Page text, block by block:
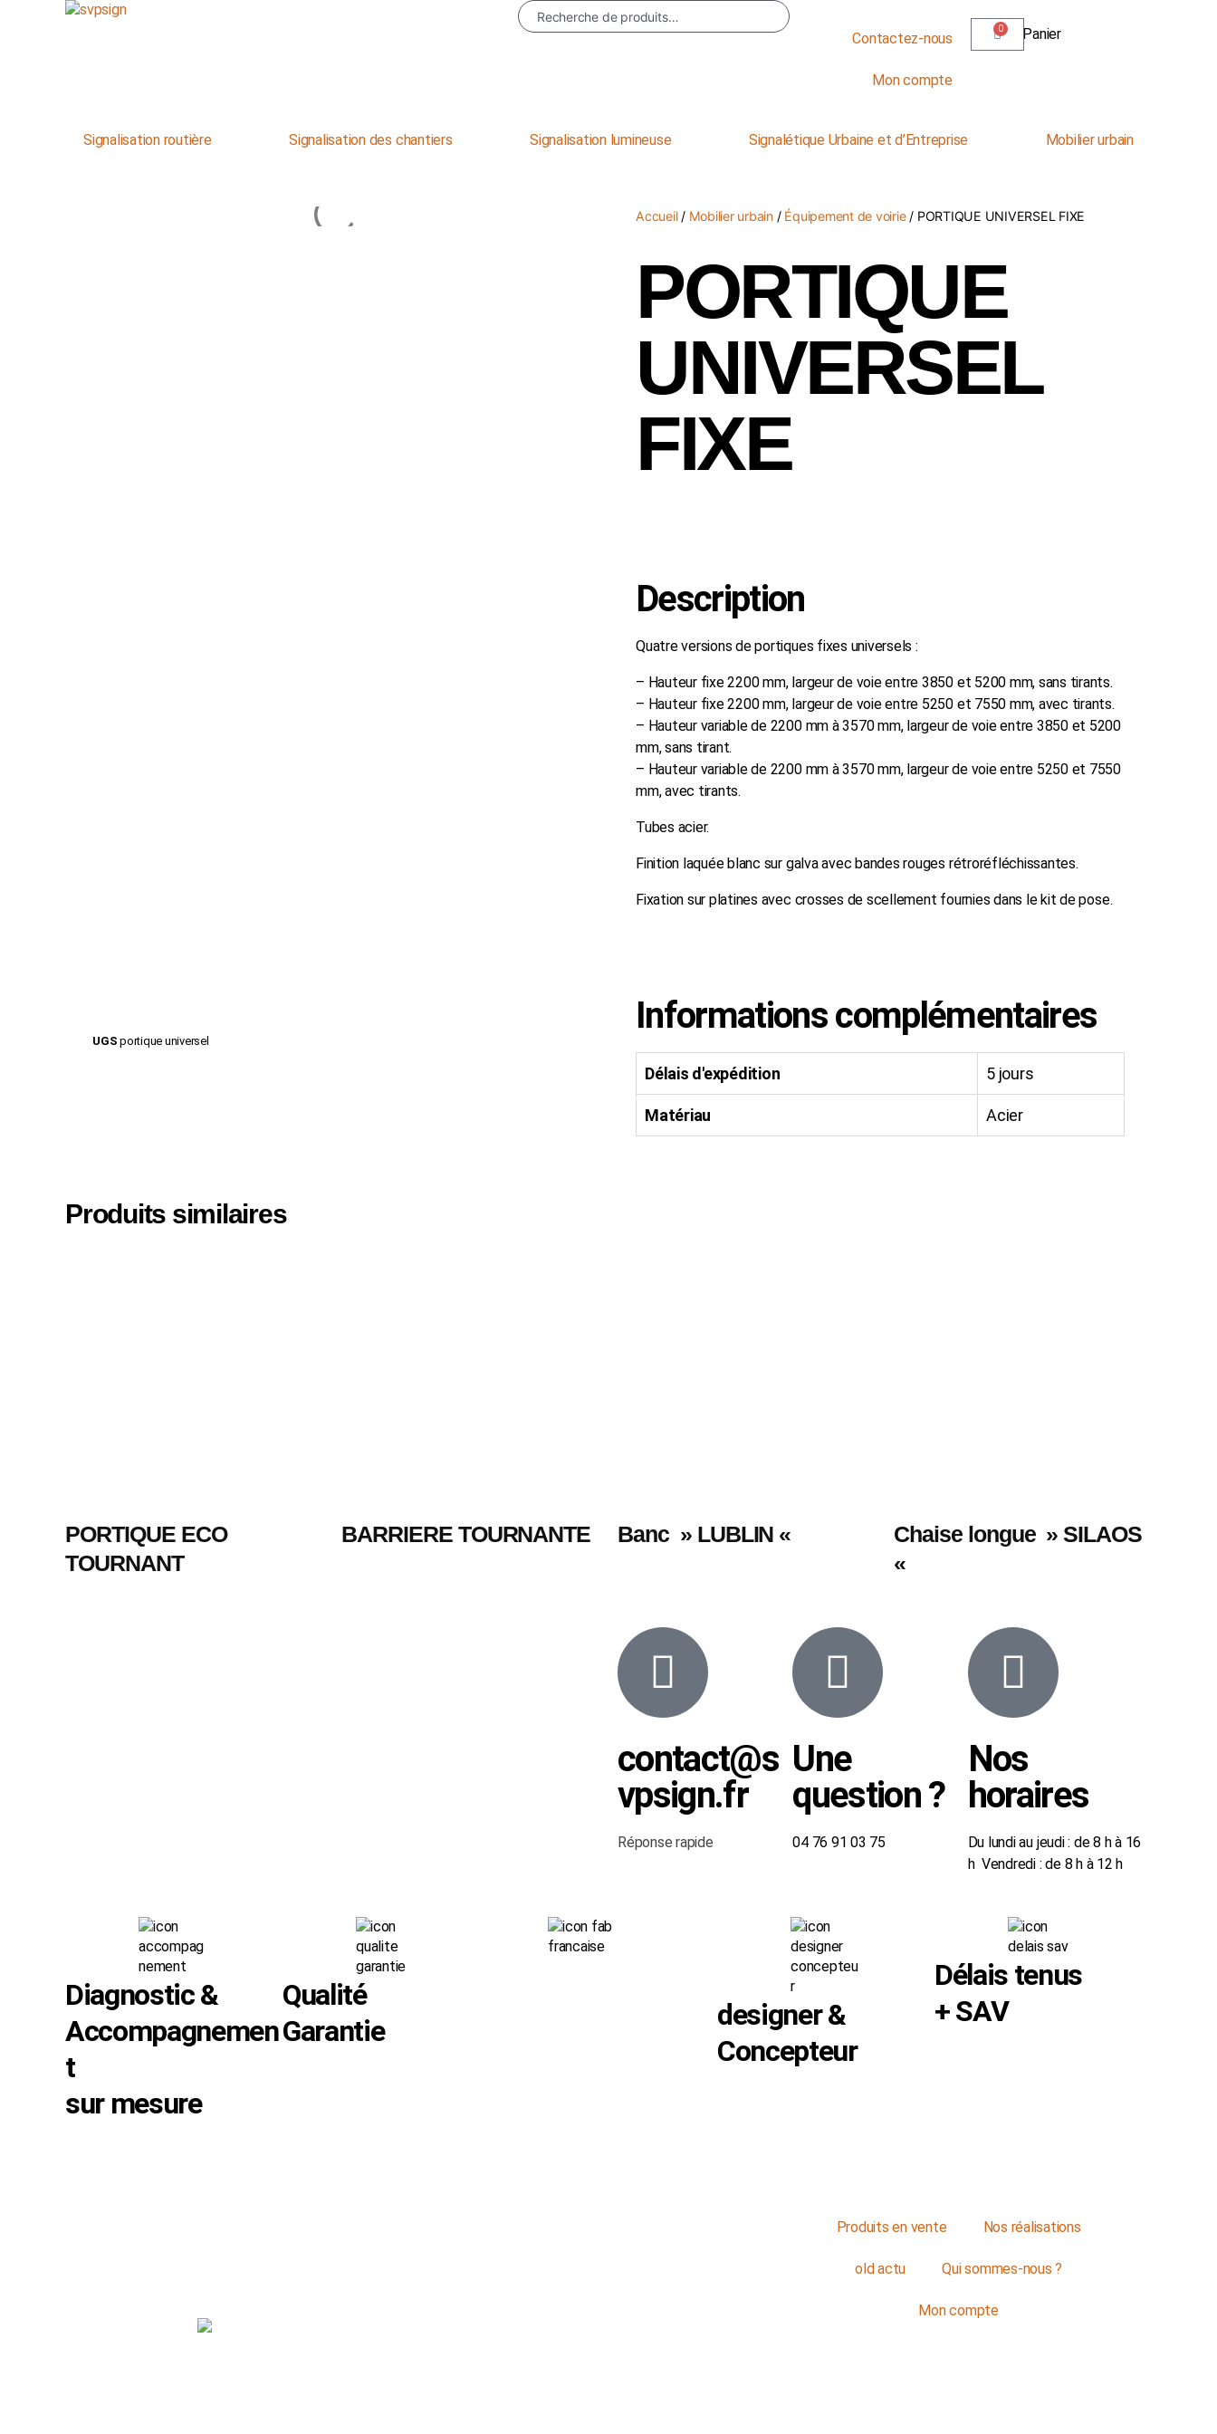
Contactez-nous
Mon compte
Panier
0
Signalisation routière Signalisation des chantiers Signalisation lumineuse Signalétique Urbaine et d’Entreprise Mobilier urbain
Accueil/ Mobilier urbain / Équipement de voirie/ PORTIQUE UNIVERSEL FIXE
PORTIQUE
UNIVERSEL
FIXE
Description
Quatre versions de portiques fixes universels :
– Hauteur fixe 2200 mm, largeur de voie entre 3850 et 5200 mm, sans tirants.
– Hauteur fixe 2200 mm, largeur de voie entre 5250 et 7550 mm, avec tirants.
– Hauteur variable de 2200 mm à 3570 mm, largeur de voie entre 3850 et 5200
mm, sans tirant.
– Hauteur variable de 2200 mm à 3570 mm, largeur de voie entre 5250 et 7550
mm, avec tirants.
Tubes acier.
Finition laquée blanc sur galva avec bandes rouges rétroréfléchissantes.
Fixation sur platines avec crosses de scellement fournies dans le kit de pose.
UGSportique universel
Informations complémentaires
Délais d'expédition 5 jours
Matériau Acier
Produits similaires
PORTIQUE ECO
TOURNANT
BARRIERE TOURNANTE Banc » LUBLIN «
Chaise longue » SILAOS
«
contact@s
vpsign.fr
Réponse rapide
Une
question ?
04 76 91 03 75
Nos
horaires
Du lundi au jeudi : de 8 h à 16
h Vendredi : de 8 h à 12 h
Diagnostic &
Accompagnemen
t
sur mesure
Qualité
Garantie
designer &
Concepteur
Délais tenus
+ SAV
Produits en vente Nos réalisations
old actu Qui sommes-nous ?
Mon compte